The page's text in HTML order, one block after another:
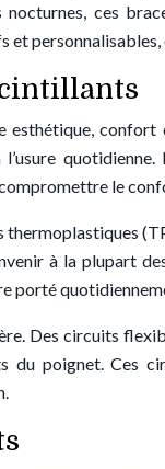
ces
le
à la plupart
porté
Des circuits
poignet. Ces